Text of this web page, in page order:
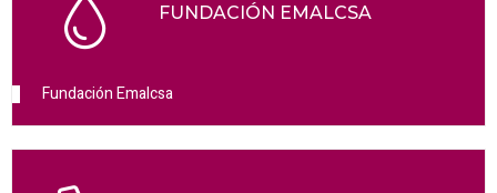
FUNDACIÓN EMALCSA
Fundación Emalcsa